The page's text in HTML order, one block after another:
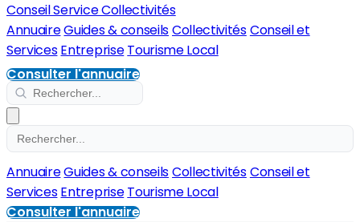
Conseil Service Collectivités
AnnuaireGuides & conseilsCollectivitésConseil et
ServicesEntreprise Tourisme Local
Consulter l'annuaire
AnnuaireGuides & conseilsCollectivitésConseil et
ServicesEntreprise Tourisme Local
Consulter l'annuaire